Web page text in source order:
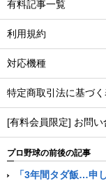
有料記事一覧
利用規約
対応機種
特定商取引法に基づ
[有料会員限定] お問い
プロ野球の前後の記事
「3年間タダ飯…申